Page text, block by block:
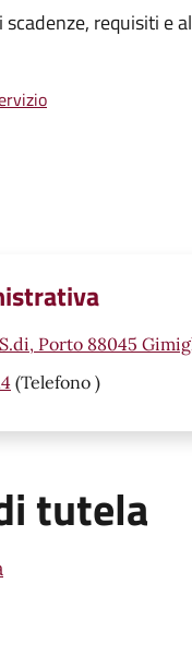
scadenze, requisiti
Porto 88045
(Telefono )
tutela